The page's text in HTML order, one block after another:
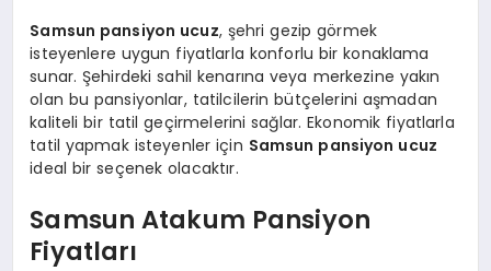
Samsun pansiyon ucuz, şehri gezip görmek
isteyenlere uygun fiyatlarla konforlu bir konaklama
sunar. Şehirdeki sahil kenarına veya merkezine yakın
olan bu pansiyonlar, tatilcilerin bütçelerini aşmadan
kaliteli bir tatil geçirmelerini sağlar. Ekonomik fiyatlarla
tatil yapmak isteyenler için Samsun pansiyon ucuz
ideal bir seçenek olacaktır.
Samsun Atakum Pansiyon
Fiyatları